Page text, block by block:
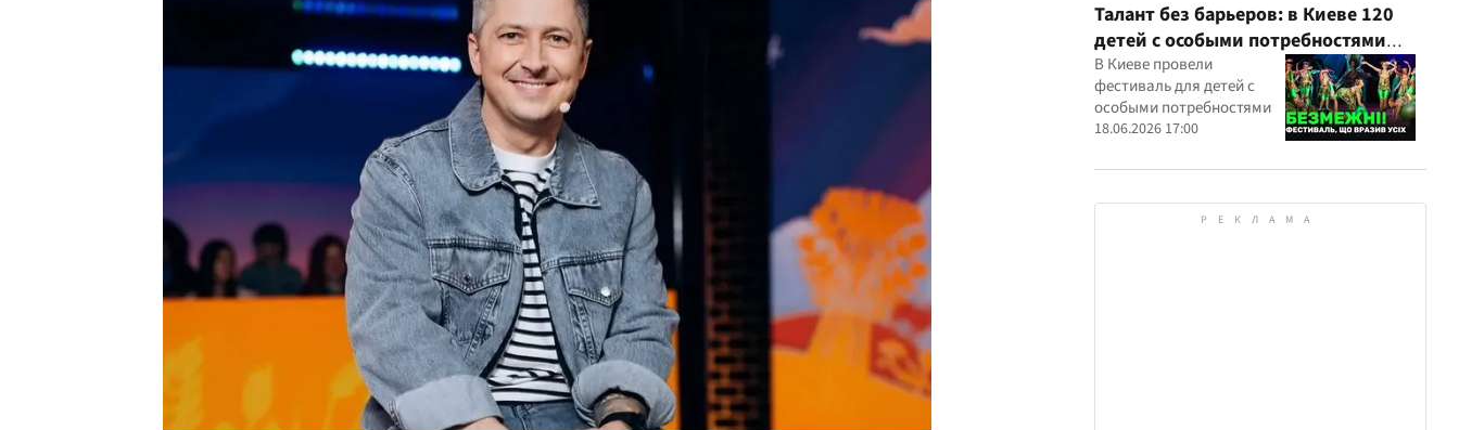
Талант без барьеров: в Киеве 120
детей с особыми потребностями
выступили на всеукраинском
фестивале
В Киеве провели
фестиваль для детей с
особыми потребностями
18.06.2026 17:00